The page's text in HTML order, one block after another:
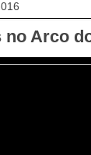
no Arco